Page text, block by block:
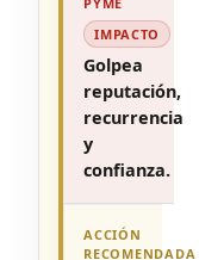
IMPACTO
Golpea
reputación,
recurrencia
y
confianza.